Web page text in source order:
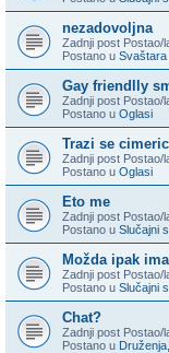
nezadovoljna
Zadnji post Postao/
Postano u Svaštara
Gay friendlly
Zadnji post Postao/
Postano u Oglasi
Trazi se
Zadnji post Postao/
Postano u Oglasi
Eto me
Zadnji post Postao/
Postano u Slučajni
Možda ipak
Zadnji post Postao/
Postano u Slučajni
Chat?
Zadnji post Postao/
Postano u